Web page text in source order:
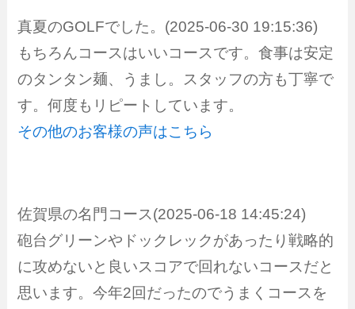
真夏のGOLFでした。(2025-06-30 19:15:36)
もちろんコースはいいコースです。食事は安定
のタンタン麺、うまし。スタッフの方も丁寧で
す。何度もリピートしています。
その他のお客様の声はこちら
佐賀県の名門コース(2025-06-18 14:45:24)
砲台グリーンやドックレックがあったり戦略的
に攻めないと良いスコアで回れないコースだと
思います。今年2回だったのでうまくコースを